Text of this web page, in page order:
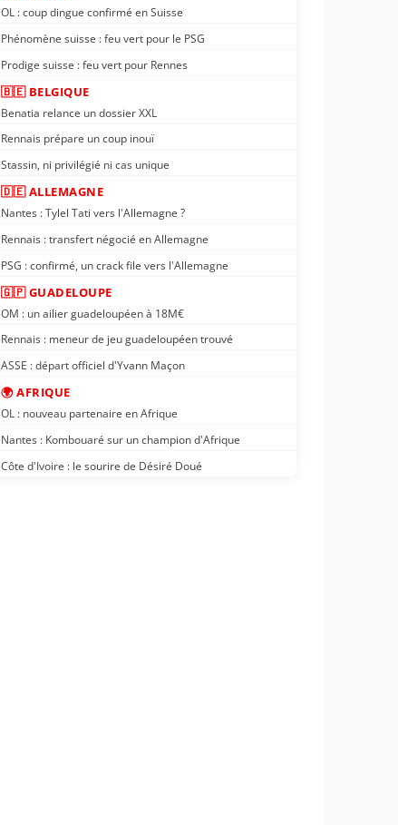
OL : coup dingue confirmé en Suisse
Phénomène suisse : feu vert pour le PSG
Prodige suisse : feu vert pour Rennes
🇧🇪 BELGIQUE
Benatia relance un dossier XXL
Rennais prépare un coup inouï
Stassin, ni privilégié ni cas unique
🇩🇪 ALLEMAGNE
Nantes : Tylel Tati vers l'Allemagne ?
Rennais : transfert négocié en Allemagne
PSG : confirmé, un crack file vers l'Allemagne
🇬🇵 GUADELOUPE
OM : un ailier guadeloupéen à 18M€
Rennais : meneur de jeu guadeloupéen trouvé
ASSE : départ officiel d'Yvann Maçon
🌍 AFRIQUE
OL : nouveau partenaire en Afrique
Nantes : Kombouaré sur un champion d'Afrique
Côte d'Ivoire : le sourire de Désiré Doué